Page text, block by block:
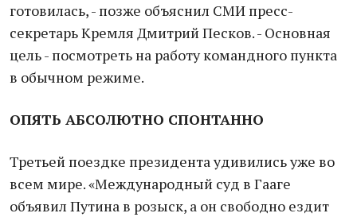
готовилась, - позже объяснил СМИ пресс-
секретарь Кремля Дмитрий Песков. - Основная
цель - посмотреть на работу командного пункта
в обычном режиме.
ОПЯТЬ АБСОЛЮТНО СПОНТАННО
Третьей поездке президента удивились уже во
всем мире. «Международный суд в Гааге
объявил Путина в розыск, а он свободно ездит